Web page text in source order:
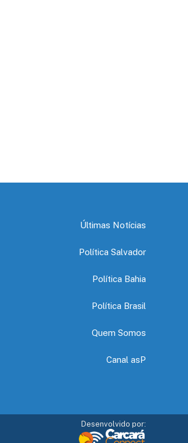
Últimas Notícias
Política Salvador
Política Bahia
Política Brasil
Quem Somos
Canal asP
Desenvolvido por: